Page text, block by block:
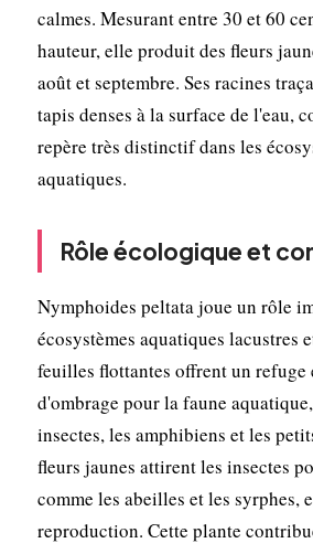
calmes. Mesurant entre 30 et 60
hauteur, elle produit des fleurs
août et septembre. Ses racines
tapis denses à la surface de l'eau,
repère très distinctif dans les
aquatiques.
Rôle écologique et
Nymphoides peltata joue un rôle
écosystèmes aquatiques lacustres
feuilles flottantes offrent un refuge
d'ombrage pour la faune
insectes, les amphibiens et les
fleurs jaunes attirent les insectes
comme les abeilles et les syrphes,
reproduction. Cette plante